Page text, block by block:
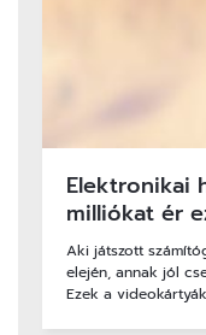
Elektronikai
milliókat ér
Aki játszott
elején, annak jól
Ezek a